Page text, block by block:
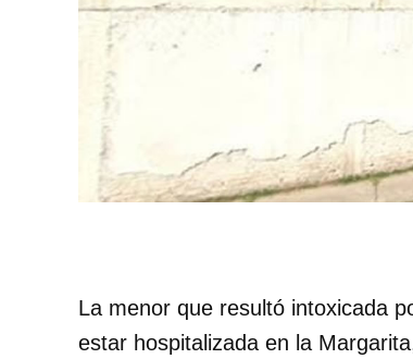
La menor que resultó intoxicada
estar hospitalizada en la